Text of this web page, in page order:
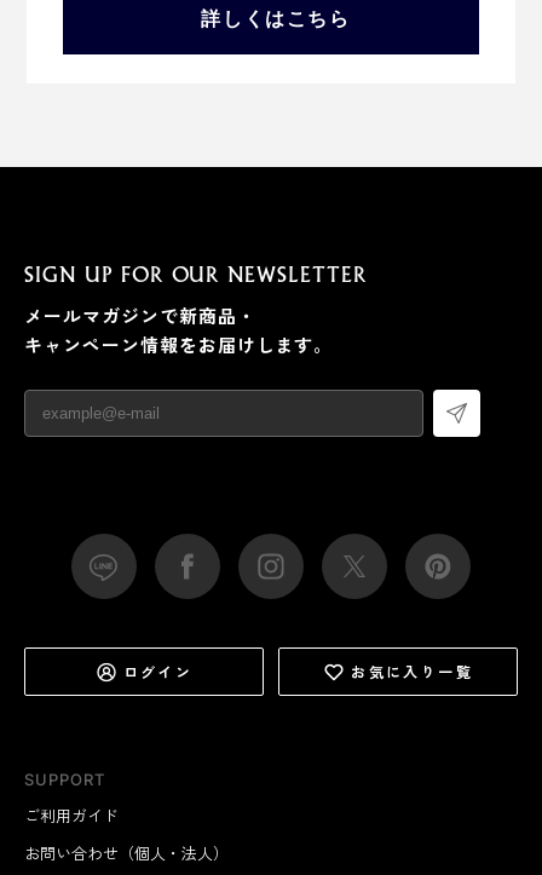
詳しくはこちら
SUPPORT
ご利用ガイド
お問い合わせ（個人・法人）
SIGN UP FOR OUR NEWSLETTER
メールマガジンで新商品・
キャンペーン情報をお届けします。
ログイン お気に入り一覧